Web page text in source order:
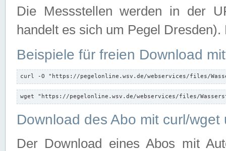
Die Messstellen werden in der
handelt es sich um Pegel
Beispiele für freien Download
curl -O "https://pegelonline.wsv.de/webservices/files/
wget "https://pegelonline.wsv.de/webservices/files/
Download des Abo mit curl/
Der Download eines Abos mit